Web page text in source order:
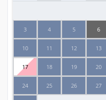
3 4 5 6
10 11 12 13
17 18 19 20
24 25 26 27